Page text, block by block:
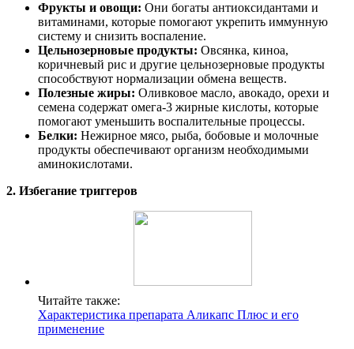
Фрукты и овощи: Они богаты антиоксидантами и
витаминами, которые помогают укрепить иммунную
систему и снизить воспаление.
Цельнозерновые продукты: Овсянка, киноа,
коричневый рис и другие цельнозерновые продукты
способствуют нормализации обмена веществ.
Полезные жиры: Оливковое масло, авокадо, орехи и
семена содержат омега-3 жирные кислоты, которые
помогают уменьшить воспалительные процессы.
Белки: Нежирное мясо, рыба, бобовые и молочные
продукты обеспечивают организм необходимыми
аминокислотами.
2. Избегание триггеров
Читайте также:
Характеристика препарата Аликапс Плюс и его
применение